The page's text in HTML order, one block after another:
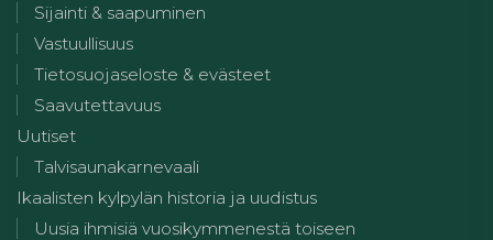
Sijainti & saapuminen
Vastuullisuus
Tietosuojaseloste & evästeet
Saavutettavuus
Uutiset
Talvisaunakarnevaali
Ikaalisten kylpylän historia ja uudistus
Uusia ihmisiä vuosikymmenestä toiseen